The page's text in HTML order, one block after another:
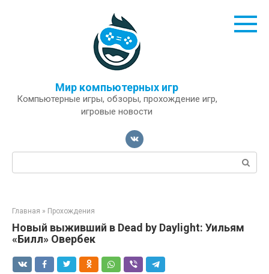
Мир компьютерных игр
Компьютерные игры, обзоры, прохождение игр,
игровые новости
Поиск:
Главная » Прохождения
Новый выживший в Dead by Daylight: Уильям
«Билл» Овербек